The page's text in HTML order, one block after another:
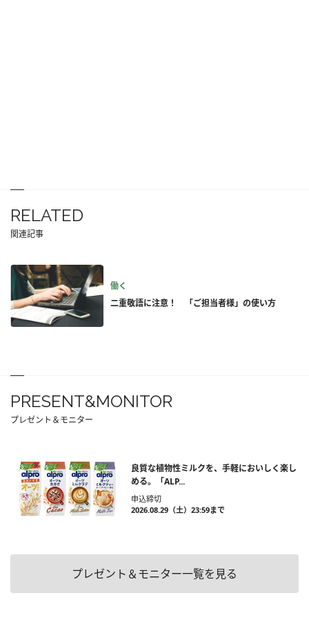
RELATED
関連記事
働く
二重敬語に注意！ 「ご担当者様」の使い方
PRESENT&MONITOR
プレゼント＆モニター
良質な植物性ミルクを、手軽においしく楽し
める。「ALP...
申込締切
2026.08.29（土）23:59まで
プレゼント＆モニター一覧を見る